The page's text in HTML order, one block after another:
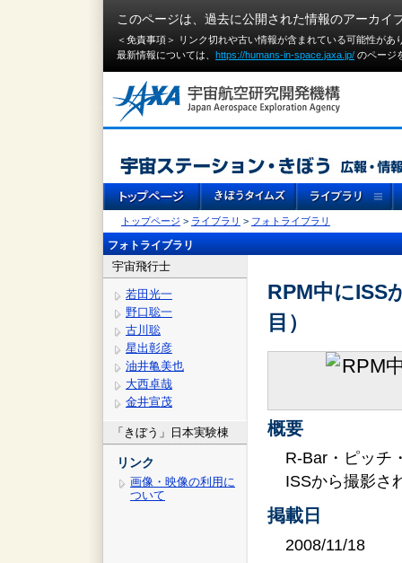
このページは、過去に公開された情報のアーカイ
＜免責事項＞ リンク切れや古い情報が含まれている可能性が
最新情報については、 https://humans-in-space.jaxa.jp/ のページ
トップページ > ライブラリ > フォトライブラリ
フォトライブラリ
宇宙飛行士
若田光一
野口聡一
古川聡
星出彰彦
油井亀美也
大西卓哉
金井宣茂
「きぼう」日本実験棟
リンク
画像・映像の利用に
ついて
RPM中にISS
目）
概要
R-Bar・ピッチ
ISSから撮影さ
掲載日
2008/11/18